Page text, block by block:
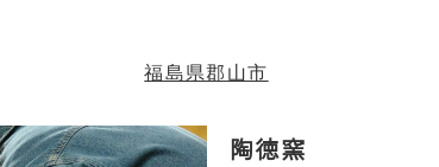
福島県郡山市
陶徳窯